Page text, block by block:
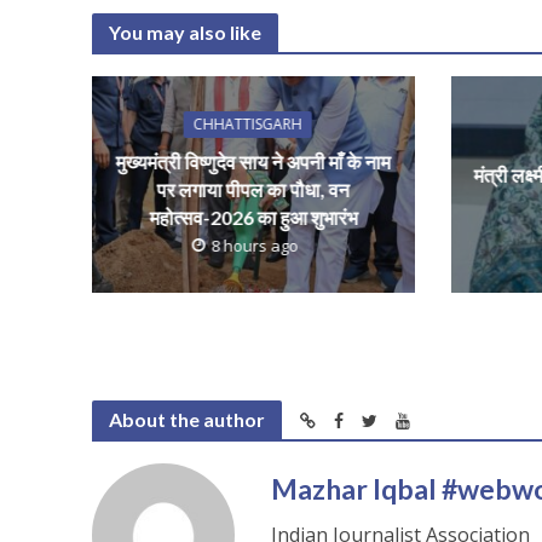
s
A
p
p
b
o
o
k
er l e
You may also like
CHHATTISGARH
मुख्यमंत्री विष्णुदेव साय ने अपनी माँ के नाम
पर लगाया पीपल का पौधा, वन
महोत्सव-2026 का हुआ शुभारंभ
8 hours ago
मंत्री
About the author
Mazhar Iqbal
Indian Journalist Association